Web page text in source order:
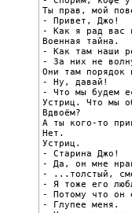
Ты прав, мой
- Привет, Джо!
- Как я рад вас
Военная тайна.
- Как там наши
- За них не
Они там порядок
- Ну, давай!
- Что мы будем
Устриц. Что мы
Вдвоём?
А ты кого-то
Нет.
Устриц.
- Старина Джо!
- Да, он мне
- ...толстый,
- Я тоже его
- Потому что он
- Глупее меня.